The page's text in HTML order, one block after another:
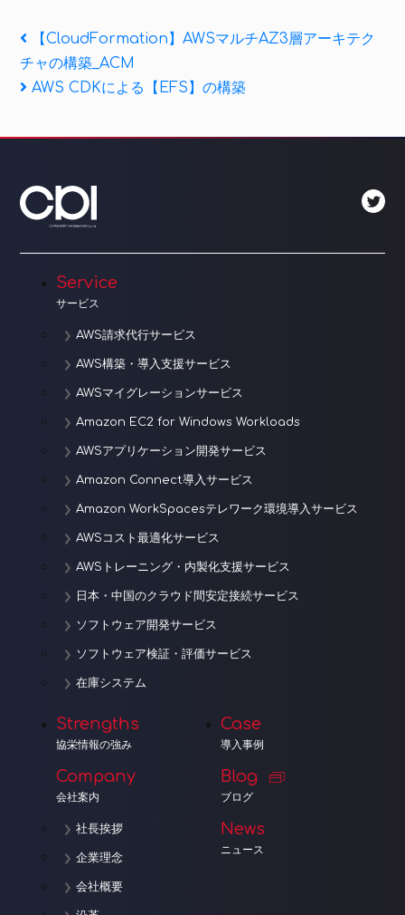
投
稿
ビ
ゲ
ー
シ
ョ
Previous
Post
【CloudFormation】AWSマルチAZ3層アーキテク
チャの構築_ACM
Next
AWS CDKによる【EFS】の構築
Service
サービス
AWS請求代行サービス
AWS構築・導入支援サービス
AWSマイグレーションサービス
Amazon EC2 for Windows Workloads
AWSアプリケーション開発サービス
Amazon Connect導入サービス
Amazon WorkSpacesテレワーク環境導入サービス
AWSコスト最適化サービス
AWSトレーニング・内製化支援サービス
日本・中国のクラウド間安定接続サービス
ソフトウェア開発サービス
ソフトウェア検証・評価サービス
在庫システム
Strengths
協栄情報の強み
Company
会社案内
社長挨拶
企業理念
会社概要
Case
導入事例
Blog
ブログ
News
ニュース